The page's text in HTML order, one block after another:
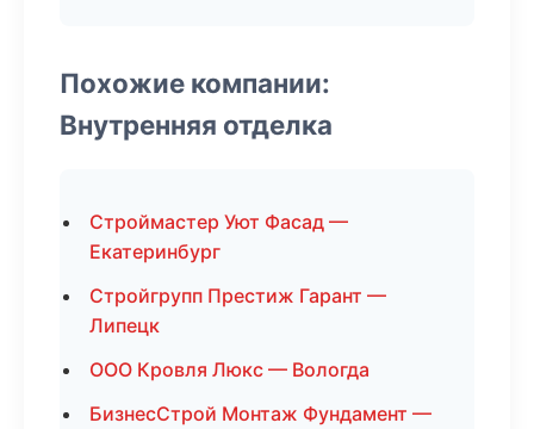
Похожие компании:
Внутренняя отделка
Строймастер Уют Фасад —
Екатеринбург
Стройгрупп Престиж Гарант —
Липецк
ООО Кровля Люкс — Вологда
БизнесСтрой Монтаж Фундамент —